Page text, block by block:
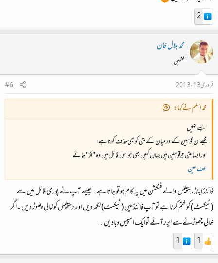
2
محمد بلال خان
محفلین
فروری 13، 2013
#6
محمد اسلم نے کہا:
ایسے نہیں
مجھے ان قوسین کے درمیان کے متن کو بھی حذف کرنا ہے
اور ایسا متن جو قوسین میں جہاں کہیں بھی ہو اس فائل میں وہ "اُڑ" جائے
الف عین
فائنڈ اینڈ ریپلیس والے فنکشن میں یہ کام ہوتو جاتا ہے ۔ جیسے آپ نے پوری فائل میں سے
(ٹیکسٹ) کو ختم کرنا ہے تو آپ فائنڈ میں (ٹیکسٹ) لکھ دیں اور ریپلیس کو خالی چھوڑ دیں ۔ اگر
خالی چھوڑنے سے ایرر آئے تو ایک اسپیس دبادیں ۔
1
1